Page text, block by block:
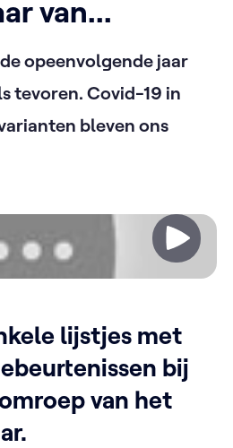
van...
opeenvolgende jaar
tevoren. Covid-19 in
bleven ons
lijstjes met
bij
van het